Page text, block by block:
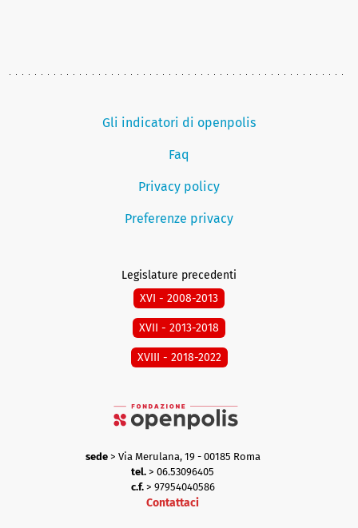
Gli indicatori di openpolis
Faq
Privacy policy
Preferenze privacy
Legislature precedenti
XVI - 2008-2013
XVII - 2013-2018
XVIII - 2018-2022
sede> Via Merulana, 19 - 00185 Roma
tel. > 06.53096405
c.f.> 97954040586
Contattaci